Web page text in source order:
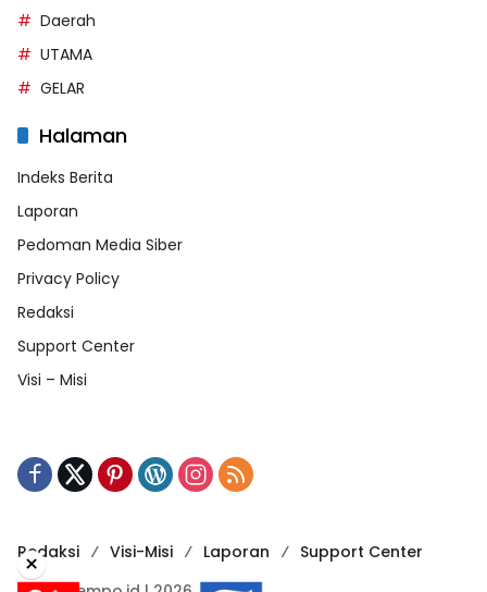
Daerah
UTAMA
GELAR
Halaman
Indeks Berita
Laporan
Pedoman Media Siber
Privacy Policy
Redaksi
Support Center
Visi – Misi
Redaksi Visi-Misi Laporan
Support Center
×